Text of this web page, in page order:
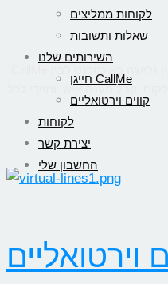
לקוחות ממליצים
שאלות ותשובות
השירותים שלנו
חייגן CallMe
קווים וירטואליים
לקוחות
יצירת קשר
החשבון שלי
יקבל מענה אישי ומיידי לכל
וירטואליים